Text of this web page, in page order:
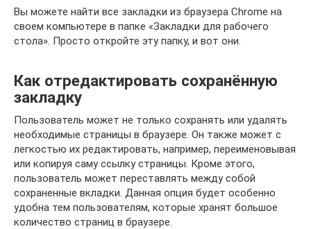
Вы можете найти все закладки из браузера Chrome на
своем компьютере в папке «Закладки для рабочего
стола». Просто откройте эту папку, и вот они.
Как отредактировать сохранённую
закладку
Пользователь может не только сохранять или удалять
необходимые страницы в браузере. Он также может с
легкостью их редактировать, например, переименовывая
или копируя саму ссылку страницы. Кроме этого,
пользователь может переставлять между собой
сохраненные вкладки. Данная опция будет особенно
удобна тем пользователям, которые хранят большое
количество страниц в браузере.